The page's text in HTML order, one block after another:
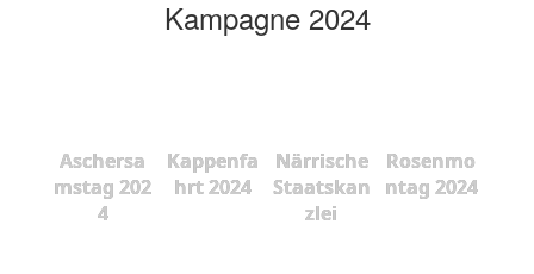
Kampagne 2024
Aschersa
mstag 202
4
Kappenfa
hrt 2024
Närrische
Staatskan
zlei
Rosenmo
ntag 2024